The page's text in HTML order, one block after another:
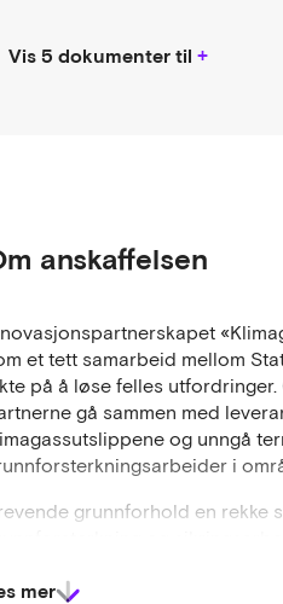
Vis 5 dokumenter til
anskaffelsen
et tett samarbeid mellom
på å løse felles
gå sammen med
og unngå
i
grunnforhold en rekke
årlig for å sikre
mer